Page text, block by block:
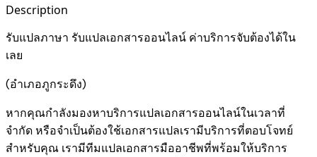
Description
รับแปลภาษา รับแปลเอกสารออนไลน์ ค่าบริการจับต้องได้ใน
เลย ​
​(อำเภอภูกระดึง)
หากคุณกำลังมองหาบริการแปลเอกสารออนไลน์ในเวลาที่
จำกัด หรือจำเป็นต้องใช้เอกสารแปลเรามีบริการที่ตอบโจทย์
สำหรับคุณ เรามีทีมแปลเอกสารมืออาชีพที่พร้อมให้บริการ